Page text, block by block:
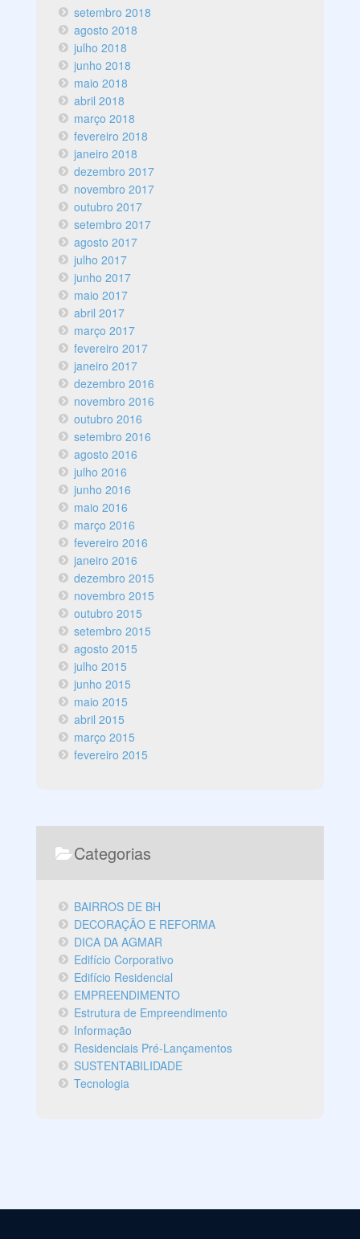
setembro 2018
agosto 2018
julho 2018
junho 2018
maio 2018
abril 2018
março 2018
fevereiro 2018
janeiro 2018
dezembro 2017
novembro 2017
outubro 2017
setembro 2017
agosto 2017
julho 2017
junho 2017
maio 2017
abril 2017
março 2017
fevereiro 2017
janeiro 2017
dezembro 2016
novembro 2016
outubro 2016
setembro 2016
agosto 2016
julho 2016
junho 2016
maio 2016
março 2016
fevereiro 2016
janeiro 2016
dezembro 2015
novembro 2015
outubro 2015
setembro 2015
agosto 2015
julho 2015
junho 2015
maio 2015
abril 2015
março 2015
fevereiro 2015
Categorias
BAIRROS DE BH
DECORAÇÃO E REFORMA
DICA DA AGMAR
Edifício Corporativo
Edifício Residencial
EMPREENDIMENTO
Estrutura de Empreendimento
Informação
Residenciais Pré-Lançamentos
SUSTENTABILIDADE
Tecnologia